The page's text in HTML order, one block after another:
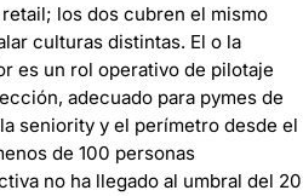
los dos cubren el mismo
culturas distintas. El o la
es un rol operativo de pilotaje
adecuado para pymes de
seniority y el perímetro desde el
de 100 personas
no ha llegado al umbral del 20